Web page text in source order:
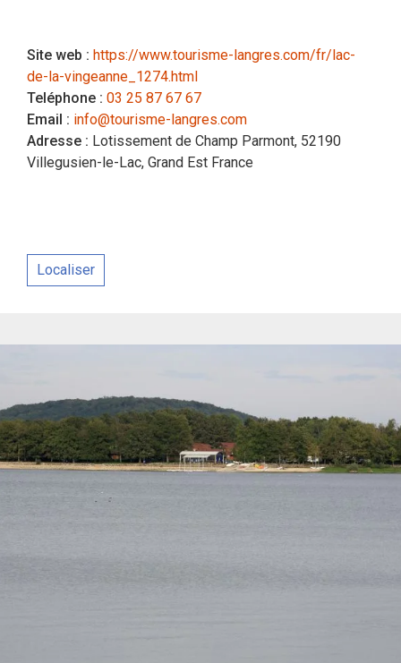
Site web : https://www.tourisme-langres.com/fr/lac-
de-la-vingeanne_1274.html
Teléphone : 03 25 87 67 67
Email : info@tourisme-langres.com
Adresse : Lotissement de Champ Parmont, 52190
Villegusien-le-Lac, Grand Est France
Localiser